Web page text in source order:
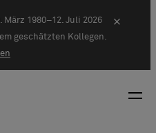
März 1980–12. Juli 2026
geschätzten Kollegen.
×